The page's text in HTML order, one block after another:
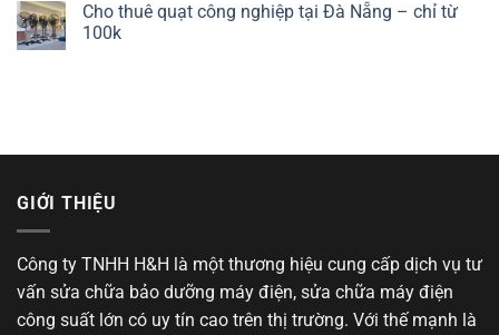
Cho thuê quạt công nghiệp tại Đà Nẵng – chỉ từ
100k
GIỚI THIỆU
Công ty TNHH H&H là một thương hiệu cung cấp dịch vụ tư
vấn sửa chữa bảo dưỡng máy điện, sửa chữa máy điện
công suất lớn có uy tín cao trên thị trường. Với thế mạnh là